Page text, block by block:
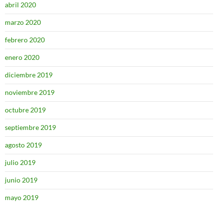
abril 2020
marzo 2020
febrero 2020
enero 2020
diciembre 2019
noviembre 2019
octubre 2019
septiembre 2019
agosto 2019
julio 2019
junio 2019
mayo 2019